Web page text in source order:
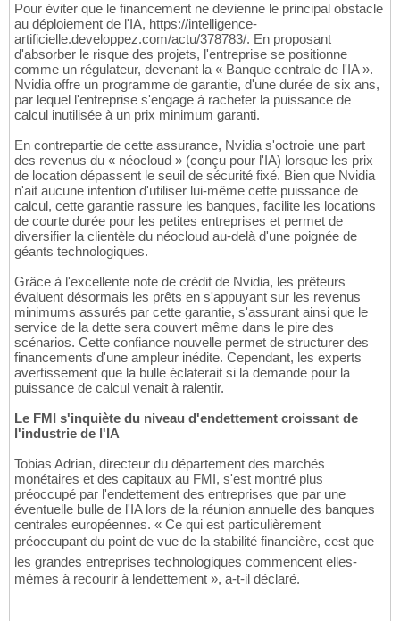
Pour éviter que le financement ne devienne le principal obstacle
au déploiement de l'IA, https://intelligence-
artificielle.developpez.com/actu/378783/. En proposant
d'absorber le risque des projets, l'entreprise se positionne
comme un régulateur, devenant la « Banque centrale de l'IA ».
Nvidia offre un programme de garantie, d'une durée de six ans,
par lequel l'entreprise s'engage à racheter la puissance de
calcul inutilisée à un prix minimum garanti.
En contrepartie de cette assurance, Nvidia s'octroie une part
des revenus du « néocloud » (conçu pour l'IA) lorsque les prix
de location dépassent le seuil de sécurité fixé. Bien que Nvidia
n'ait aucune intention d'utiliser lui-même cette puissance de
calcul, cette garantie rassure les banques, facilite les locations
de courte durée pour les petites entreprises et permet de
diversifier la clientèle du néocloud au-delà d'une poignée de
géants technologiques.
Grâce à l'excellente note de crédit de Nvidia, les prêteurs
évaluent désormais les prêts en s'appuyant sur les revenus
minimums assurés par cette garantie, s'assurant ainsi que le
service de la dette sera couvert même dans le pire des
scénarios. Cette confiance nouvelle permet de structurer des
financements d'une ampleur inédite. Cependant, les experts
avertissement que la bulle éclaterait si la demande pour la
puissance de calcul venait à ralentir.
Le FMI s'inquiète du niveau d'endettement croissant de
l'industrie de l'IA
Tobias Adrian, directeur du département des marchés
monétaires et des capitaux au FMI, s'est montré plus
préoccupé par l'endettement des entreprises que par une
éventuelle bulle de l'IA lors de la réunion annuelle des banques
centrales européennes. « Ce qui est particulièrement
préoccupant du point de vue de la stabilité financière, cest que
les grandes entreprises technologiques commencent elles-
mêmes à recourir à lendettement », a-t-il déclaré.